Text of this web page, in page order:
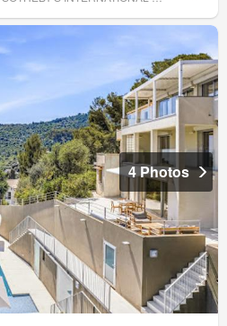
4 Photos